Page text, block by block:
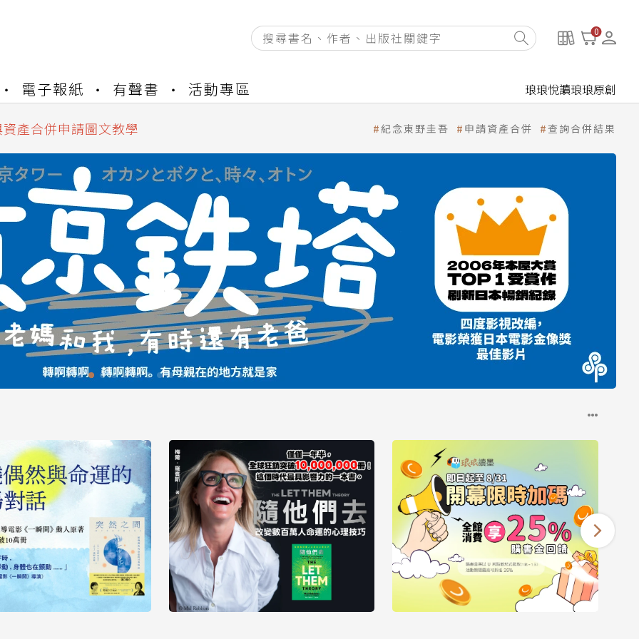
0
電子報紙 有聲書 活動專區 琅琅悅讀琅琅原創
開通申請
合併結果查詢
開通申請
紀念東野圭吾 申請資產合併 查詢合併結果